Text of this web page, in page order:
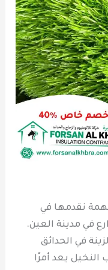
نقدمها في
في مدينة العين.
في الحدائق
النخيل يعد أمرًا